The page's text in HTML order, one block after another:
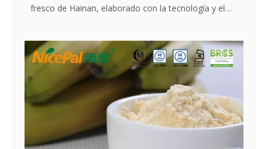
fresco de Hainan, elaborado con la tecnología y el
avanzados del mundo, que mantiene bien su
nutrición y aroma de mango fresco. Disuelto
instantáneamente, fácil de usar.